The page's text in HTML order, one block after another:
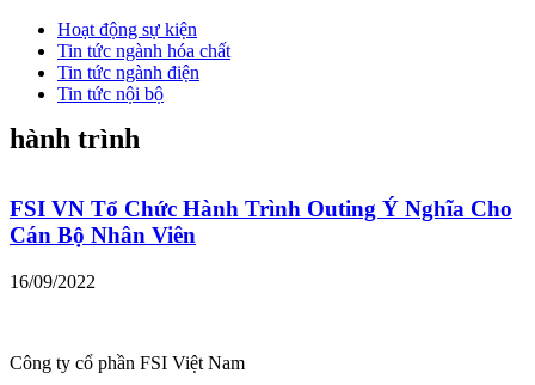
Hoạt động sự kiện
Tin tức ngành hóa chất
Tin tức ngành điện
Tin tức nội bộ
hành trình
FSI VN Tổ Chức Hành Trình Outing Ý Nghĩa Cho
Cán Bộ Nhân Viên
16/09/2022
Công ty cổ phần FSI Việt Nam